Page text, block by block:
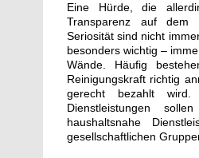
Eine Hürde, die
Transparenz auf dem
Seriosität sind nicht
besonders wichtig –
Wände. Häufig
Reinigungskraft richtig
gerecht bezahlt wird.
Dienstleistungen
haushaltsnahe
gesellschaftlichen